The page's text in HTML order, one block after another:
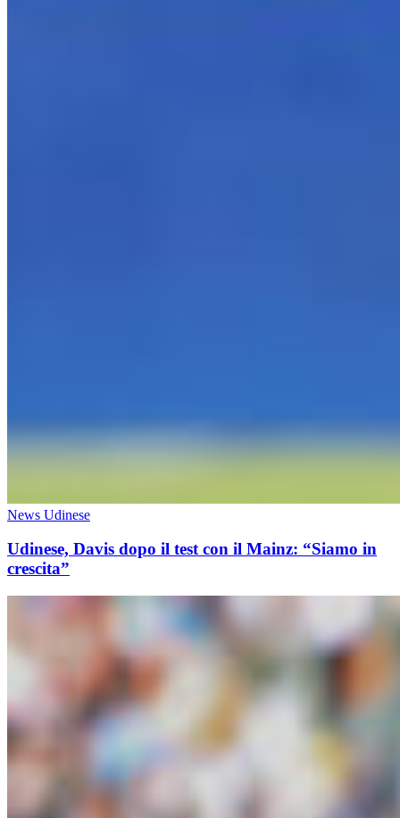
News Udinese
Udinese, Davis dopo il test con il Mainz: “Siamo in
crescita”